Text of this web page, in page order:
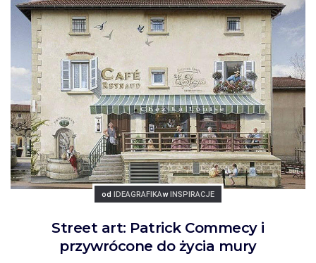
Posted
od IDEAGRAFIKAPosted
wINSPIRACJE
Street art: Patrick Commecy i
przywrócone do życia mury